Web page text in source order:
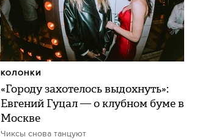
«Городу захотелось выдохнуть»:
Евгений Гуцал — о клубном буме в
Москве
Чиксы снова танцуют
КОЛОНКИ